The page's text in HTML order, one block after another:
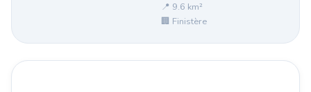
📍 9.6 km²
🏢 Finistère